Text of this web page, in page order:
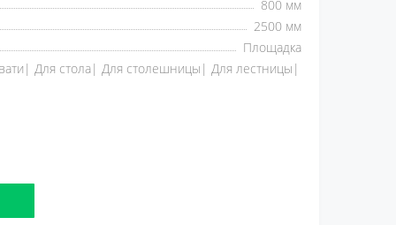
800 мм
2500 мм
Площадка
Для стола| Для столешницы| Для лестницы|